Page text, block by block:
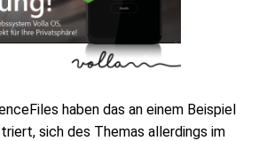
haben das an einem Beispiel
sich des Themas allerdings im